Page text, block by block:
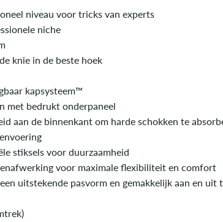
niveau voor tricks van experts
niche
knie in de beste hoek
kapsysteem™
met bedrukt onderpaneel
aan de binnenkant om harde schokken te
stiksels voor duurzaamheid
voor maximale flexibiliteit en comfort
uitstekende pasvorm en gemakkelijk aan en uit